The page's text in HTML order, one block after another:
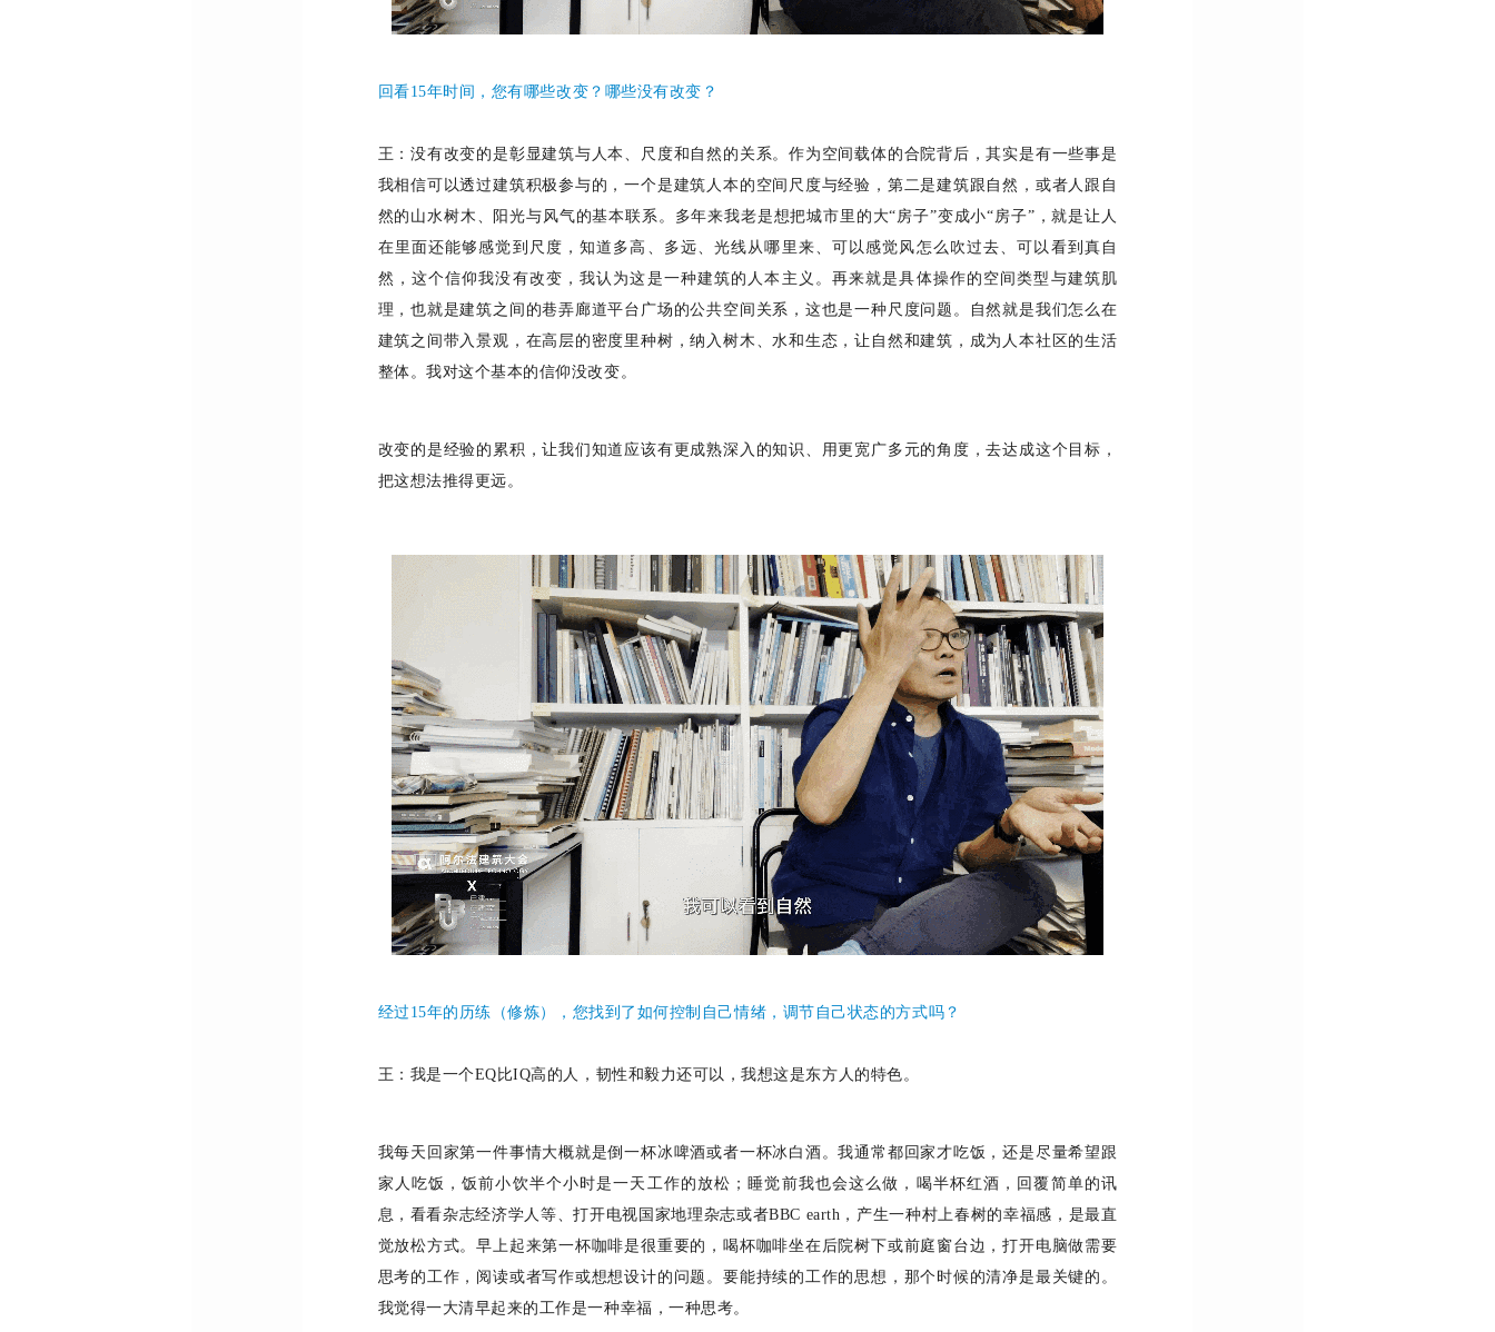
回看15年时间，您有哪些改变？哪些没有改变？
王：没有改变的是彰显建筑与人本、尺度和自然的关系。作为空间载体的合院背后，其实是有一些事是
我相信可以透过建筑积极参与的，一个是建筑人本的空间尺度与经验，第二是建筑跟自然，或者人跟自
然的山水树木、阳光与风气的基本联系。多年来我老是想把城市里的大“房子”变成小“房子”，就是让人
在里面还能够感觉到尺度，知道多高、多远、光线从哪里来、可以感觉风怎么吹过去、可以看到真自
然，这个信仰我没有改变，我认为这是一种建筑的人本主义。再来就是具体操作的空间类型与建筑肌
理，也就是建筑之间的巷弄廊道平台广场的公共空间关系，这也是一种尺度问题。自然就是我们怎么在
建筑之间带入景观，在高层的密度里种树，纳入树木、水和生态，让自然和建筑，成为人本社区的生活
整体。我对这个基本的信仰没改变。
改变的是经验的累积，让我们知道应该有更成熟深入的知识、用更宽广多元的角度，去达成这个目标，
把这想法推得更远。
经过15年的历练（修炼），您找到了如何控制自己情绪，调节自己状态的方式吗？
王： 我是一个EQ比IQ高的人，韧性和毅力还可以，我想这是东方人的特色。
我每天回家第一件事情大概就是倒一杯冰啤酒或者一杯冰白酒。我通常都回家才吃饭，还是尽量希望跟
家人吃饭，饭前小饮半个小时是一天工作的放松；睡觉前我也会这么做，喝半杯红酒，回覆简单的讯
息，看看杂志经济学人等、打开电视国家地理杂志或者BBC earth，产生一种村上春树的幸福感，是最直
觉放松方式。早上起来第一杯咖啡是很重要的，喝杯咖啡坐在后院树下或前庭窗台边，打开电脑做需要
思考的工作，阅读或者写作或想想设计的问题。要能持续的工作的思想，那个时候的清净是最关键的。
我觉得一大清早起来的工作是一种幸福，一种思考。